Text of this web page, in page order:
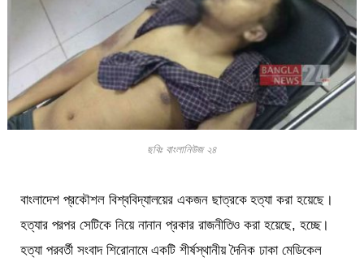
ছবিঃ বাংলানিউজ ২৪
বাংলাদেশ প্রকৌশল বিশ্ববিদ্যালয়ের একজন ছাত্রকে হত্যা করা হয়েছে।
হত্যার পরপর সেটিকে নিয়ে নানান প্রকার রাজনীতিও করা হয়েছে, হচ্ছে।
হত্যা পরবর্তী সংবাদ শিরোনামে একটি শীর্ষস্থানীয় দৈনিক ঢাকা মেডিকেল